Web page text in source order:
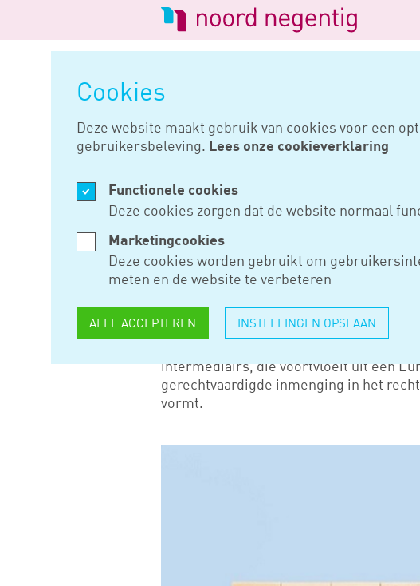
Cookies
Deze website maakt gebruik van cookies voor een
gebruikersbeleving. Lees onze cookieverklaring
Functionele cookies
Deze cookies zorgen dat de website normaal
Marketingcookies
Deze cookies worden gebruikt om
meten en de website te verbeteren
ALLE ACCEPTEREN INSTELLINGEN OPSLAAN
Logo
van
Noord
Negentig
JUL 31, 2024
HVJ
Het Hof van Justitie van de EU
intermediairs, die voortvloeit uit een
gerechtvaardigde inmenging in het
vormt.